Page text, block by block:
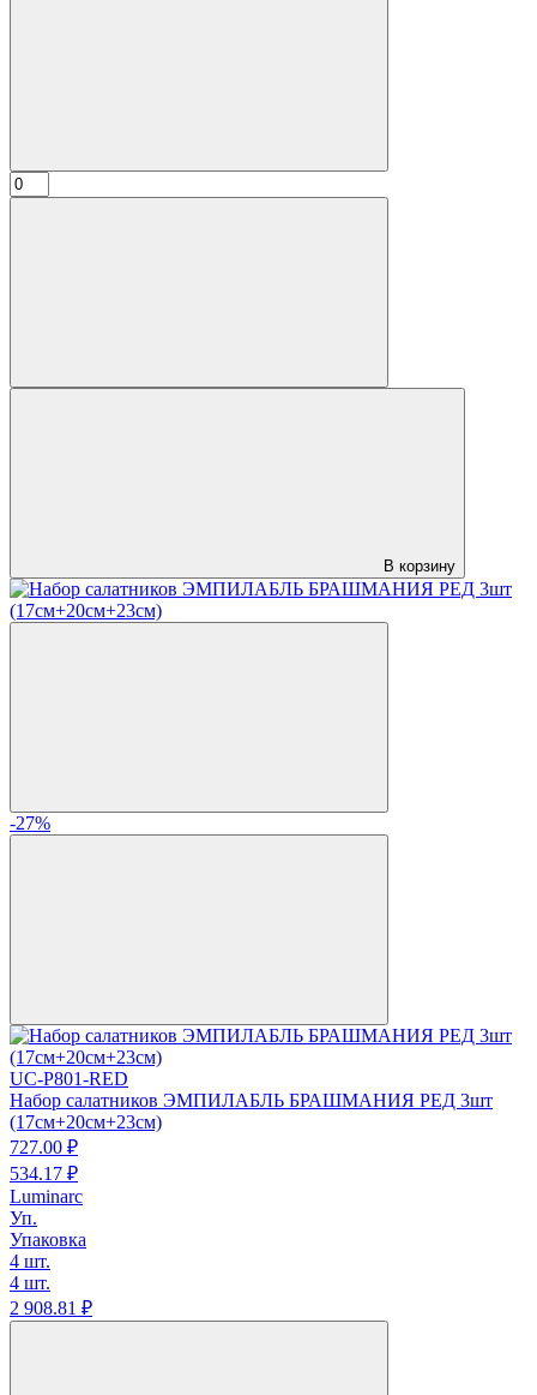
В корзину
-27%
UC-P801-RED
Набор салатников ЭМПИЛАБЛЬ БРАШМАНИЯ РЕД 3шт
(17см+20см+23см)
727.00 ₽
534.17 ₽
Luminarc
Уп.
Упаковка
4 шт.
4 шт.
2 908.81 ₽